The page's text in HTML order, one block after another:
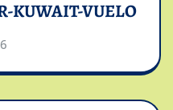
KUWAIT-VUELO